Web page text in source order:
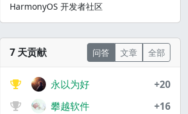
HarmonyOS 开发者社区
7 天贡献 问答 文章 全部
永以为好
+20
攀越软件
+16